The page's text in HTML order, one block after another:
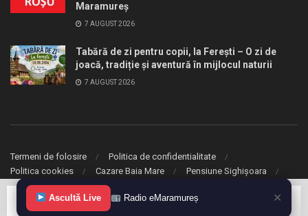
Maramureș
7 AUGUST 2026
Tabără de zi pentru copii, la Ferești – O zi de
joacă, tradiție și aventură în mijlocul naturii
7 AUGUST 2026
Termeni de folosire
Politica de confidentialitate
Politica cookies
Cazare Baia Mare Pensiune Sighișoara
© 2020 eMaramures. Toate drepturile rezervate.
Ascultă Live Radio eMaramureș ✕